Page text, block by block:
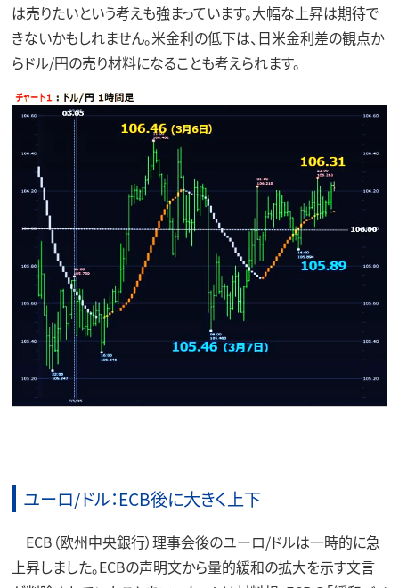
は売りたいという考えも強まっています。大幅な上昇は期待で
きないかもしれません。米金利の低下は、日米金利差の観点か
らドル/円の売り材料になることも考えられます。
ユーロ/ドル：ECB後に大きく上下
ECB（欧州中央銀行）理事会後のユーロ/ドルは一時的に急
上昇しました。ECBの声明文から量的緩和の拡大を示す文言